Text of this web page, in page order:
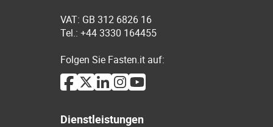
VAT: GB 312 6826 16
Tel.: +44 3330 164455
Folgen Sie Fasten.it auf:
Dienstleistungen